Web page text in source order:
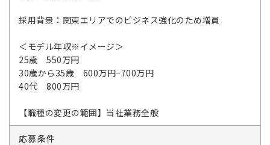
採用背景：関東エリアでのビジネス強化のため増員
＜モデル年収※イメージ＞
25歳 550万円
30歳から35歳 600万円−700万円
40代 800万円
【職種の変更の範囲】当社業務全般
応募条件